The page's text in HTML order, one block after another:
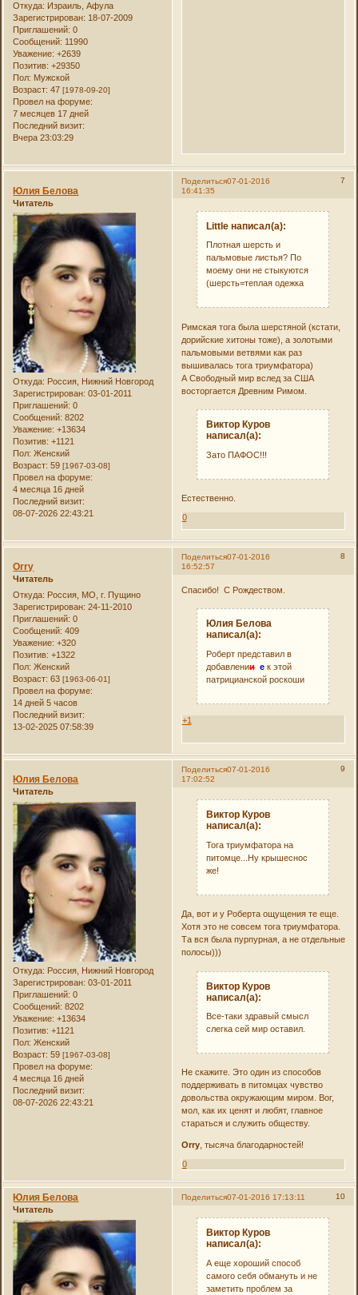
Откуда: Израиль, Афула
Зарегистрирован: 18-07-2009
Приглашений: 0
Сообщений: 11990
Уважение: +2639
Позитив: +29350
Пол: Мужской
Возраст: 47[1978-09-20]
Провел на форуме:
7 месяцев 17 дней
Последний визит:
Вчера 23:03:29
Поделиться 7
07-01-2016
16:41:35
Юлия Белова
Читатель
Откуда: Россия, Нижний Новгород
Зарегистрирован: 03-01-2011
Приглашений: 0
Сообщений: 8202
Уважение: +13634
Позитив: +1121
Пол: Женский
Возраст: 59[1967-03-08]
Провел на форуме:
4 месяца 16 дней
Последний визит:
08-07-2026 22:43:21
Little написал(а):
Плотная шерсть и
пальмовые листья? По
моему они не стыкуются
(шерсть=теплая одежка
Римская тога была шерстяной (кстати,
дорийские хитоны тоже), а золотыми
пальмовыми ветвями как раз
вышивалась тога триумфатора)
А Свободный мир вслед за США
восторгается Древним Римом.
Виктор Куров
написал(а):
Зато ПАФОС!!!
Естественно.
0
Поделиться 8
07-01-2016
16:52:57
Orry
Читатель
Откуда: Россия, МО, г. Пущино
Зарегистрирован: 24-11-2010
Приглашений: 0
Сообщений: 409
Уважение: +320
Позитив: +1322
Пол: Женский
Возраст: 63[1963-06-01]
Провел на форуме:
14 дней 5 часов
Последний визит:
13-02-2025 07:58:39
Спасибо! С Рождеством.
Юлия Белова
написал(а):
Роберт представил в
добавлении е к этой
патрицианской роскоши
+1
Поделиться 9
07-01-2016
17:02:52
Юлия Белова
Читатель
Откуда: Россия, Нижний Новгород
Зарегистрирован: 03-01-2011
Приглашений: 0
Сообщений: 8202
Уважение: +13634
Позитив: +1121
Пол: Женский
Возраст: 59[1967-03-08]
Провел на форуме:
4 месяца 16 дней
Последний визит:
08-07-2026 22:43:21
Виктор Куров
написал(а):
Тога триумфатора на
питомце...Ну крышеснос
же!
Да, вот и у Роберта ощущения те еще.
Хотя это не совсем тога триумфатора.
Та вся была пурпурная, а не отдельные
полосы)))
Виктор Куров
написал(а):
Все-таки здравый смысл
слегка сей мир оставил.
Не скажите. Это один из способов
поддерживать в питомцах чувство
довольства окружающим миром. Вог,
мол, как их ценят и любят, главное
стараться и служить обществу.
Orry, тысяча благодарностей!
0
Поделиться 10
07-01-2016 17:13:11
Юлия Белова
Читатель
Виктор Куров
написал(а):
А еще хороший способ
самого себя обмануть и не
заметить проблем за